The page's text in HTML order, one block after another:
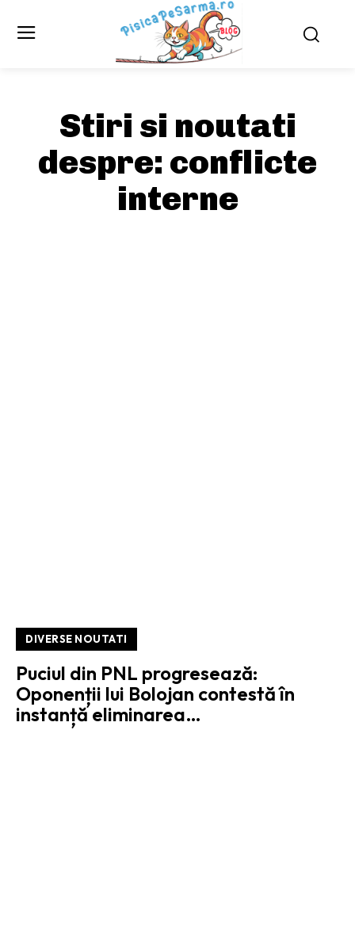
Stiri si noutati
despre: conflicte
interne
DIVERSE NOUTATI
Puciul din PNL progresează:
Oponenții lui Bolojan contestă în
instanță eliminarea…